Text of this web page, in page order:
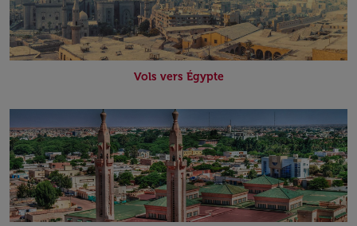
Vols vers Égypte